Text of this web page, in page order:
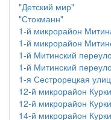
"Детский мир"
"Стокманн"
1-й микрорайон
1-й микрорайон
1-й Митинский
1-й Митинский
1-я Сестрорецкая
12-й микрорайон
12-й микрорайон
14-й микрорайон